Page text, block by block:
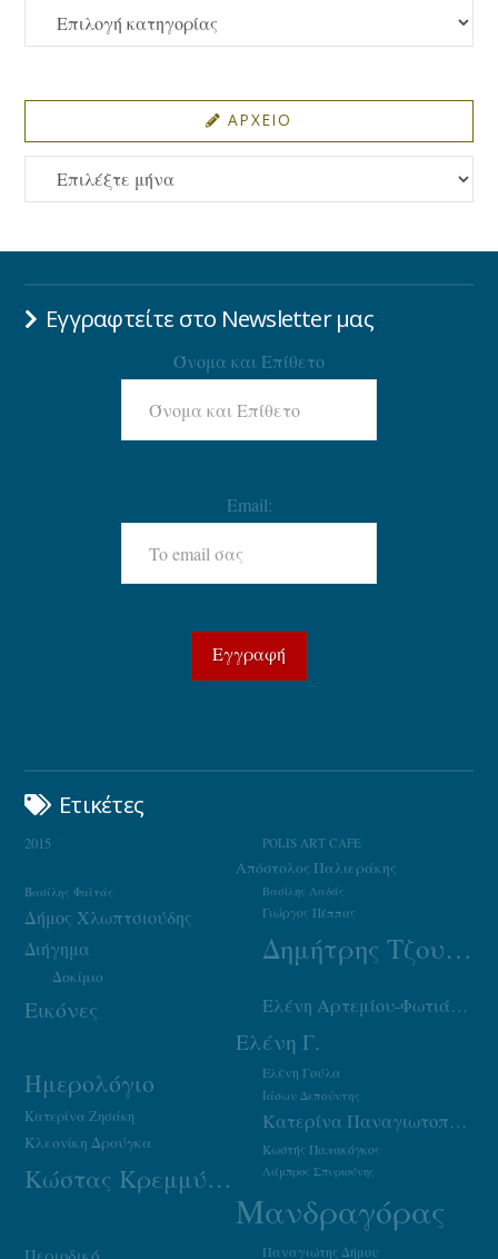
ΚΑΤΗΓΟΡΙΕΣ
ΑΡΧΕΙΟ
ΑΡΧΕΙΟ
Εγγραφτείτε στο Newsletter μας
Όνομα και Επίθετο
Email:
Ετικέτες
2015 POLIS ART CAFE
Απόστολος Παλιεράκης
Βασίλης Λαδάς
Βασίλης Φαϊτάς
Γιώργος Πέππας
Δήμος Χλωπτσιούδης
Δημήτρης Τζουμάκας
Διήγημα
Δοκίμιο
Εικόνες Ελένη Αρτεμίου-Φωτιάδου
Ελένη Γ.
Ελένη Γούλα
Ημερολόγιο Ιάσων Δεπούντης
Κατερίνα Ζησάκη Κατερίνα Παναγιωτοπούλου
Κλεονίκη Δρούγκα Κωστής Παπακόγκος
Κώστας Κρεμμύδας Λάμπρος Σπυριούνης
Μανδραγόρας
Παναγιώτης Δήμου